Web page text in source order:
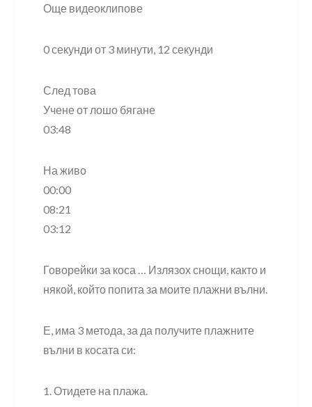
Още видеоклипове
0 секунди от 3 минути, 12 секунди
След това
Учене от лошо бягане
03:48
На живо
00:00
08:21
03:12
Говорейки за коса … Излязох снощи, както и
някой, който попита за моите плажни вълни.
Е, има 3 метода, за да получите плажните
вълни в косата си:
1. Отидете на плажа.